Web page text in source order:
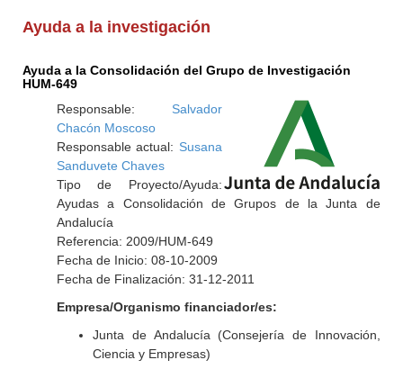
Ayuda a la investigación
Ayuda a la Consolidación del Grupo de Investigación
HUM-649
Responsable: Salvador
Chacón Moscoso
Responsable actual: Susana
Sanduvete Chaves
Tipo de Proyecto/Ayuda:
Ayudas a Consolidación de Grupos de la Junta de
Andalucía
Referencia: 2009/HUM-649
Fecha de Inicio: 08-10-2009
Fecha de Finalización: 31-12-2011
Empresa/Organismo financiador/es:
Junta de Andalucía (Consejería de Innovación,
Ciencia y Empresas)